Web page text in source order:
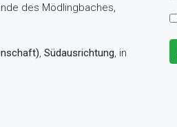
des Mödlingbaches,
Südausrichtung , in